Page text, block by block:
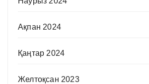
Ақпан 2024
Қаңтар 2024
Желтоқсан 2023